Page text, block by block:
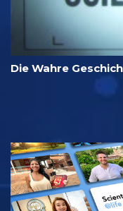
Die Wahre